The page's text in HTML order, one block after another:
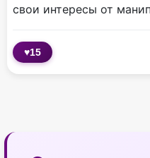
свои интересы от
♥15